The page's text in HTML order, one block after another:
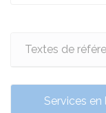
Textes de
Services